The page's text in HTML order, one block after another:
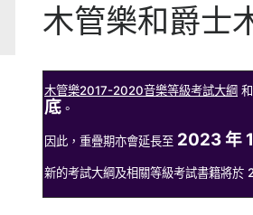
木管樂和爵士
木管樂2017-2020音樂等級考試大綱 和
底 。
因此，重疊期亦會延長至 2023 年
新的考試大綱及相關等級考試書籍將